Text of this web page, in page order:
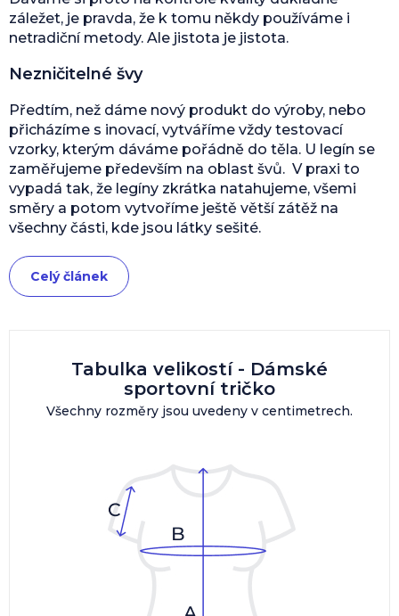
Tabulka velikostí - Dámské
sportovní tričko
Všechny rozměry jsou uvedeny v centimetrech.
záležet, je pravda, že k tomu někdy používáme i
netradiční metody. Ale jistota je jistota.
Nezničitelné švy
Předtím, než dáme nový produkt do výroby, nebo
přicházíme s inovací, vytváříme vždy testovací
vzorky, kterým dáváme pořádně do těla. U legín se
zaměřujeme především na oblast švů. V praxi to
vypadá tak, že legíny zkrátka natahujeme, všemi
směry a potom vytvoříme ještě větší zátěž na
všechny části, kde jsou látky sešité.
Celý článek